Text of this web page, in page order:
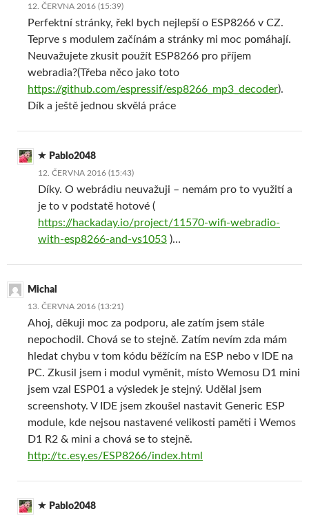
12. ČERVNA 2016 (15:39)
Perfektní stránky, řekl bych nejlepší o ESP8266 v CZ.
Teprve s modulem začínám a stránky mi moc pomáhají.
Neuvažujete zkusit použít ESP8266 pro příjem
webradia?(Třeba něco jako toto
https://github.com/espressif/esp8266_mp3_decoder).
Dík a ještě jednou skvělá práce
Pablo2048
12. ČERVNA 2016 (15:43)
Díky. O webrádiu neuvažuji – nemám pro to využití a
je to v podstatě hotové (
https://hackaday.io/project/11570-wifi-webradio-
with-esp8266-and-vs1053 )…
Michal
13. ČERVNA 2016 (13:21)
Ahoj, děkuji moc za podporu, ale zatím jsem stále
nepochodil. Chová se to stejně. Zatím nevím zda mám
hledat chybu v tom kódu běžícím na ESP nebo v IDE na
PC. Zkusil jsem i modul vyměnit, místo Wemosu D1 mini
jsem vzal ESP01 a výsledek je stejný. Udělal jsem
screenshoty. V IDE jsem zkoušel nastavit Generic ESP
module, kde nejsou nastavené velikosti paměti i Wemos
D1 R2 & mini a chová se to stejně.
http://tc.esy.es/ESP8266/index.html
Pablo2048